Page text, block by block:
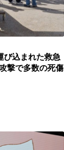
び込まれた救急
撃で多数の死傷